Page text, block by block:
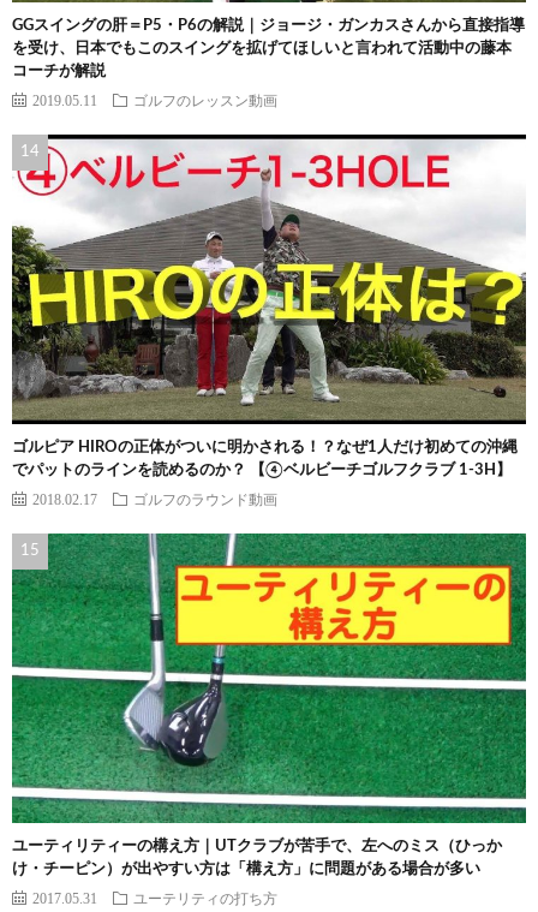
GGスイングの肝＝P5・P6の解説｜ジョージ・ガンカスさんから直接指導
を受け、日本でもこのスイングを拡げてほしいと言われて活動中の藤本
コーチが解説
2019.05.11 ゴルフのレッスン動画
ゴルピア HIROの正体がついに明かされる！？なぜ1人だけ初めての沖縄
でパットのラインを読めるのか？ 【④ベルビーチゴルフクラブ 1-3H】
2018.02.17 ゴルフのラウンド動画
ユーティリティーの構え方｜UTクラブが苦手で、左へのミス（ひっか
け・チーピン）が出やすい方は「構え方」に問題がある場合が多い
2017.05.31 ユーテリティの打ち方